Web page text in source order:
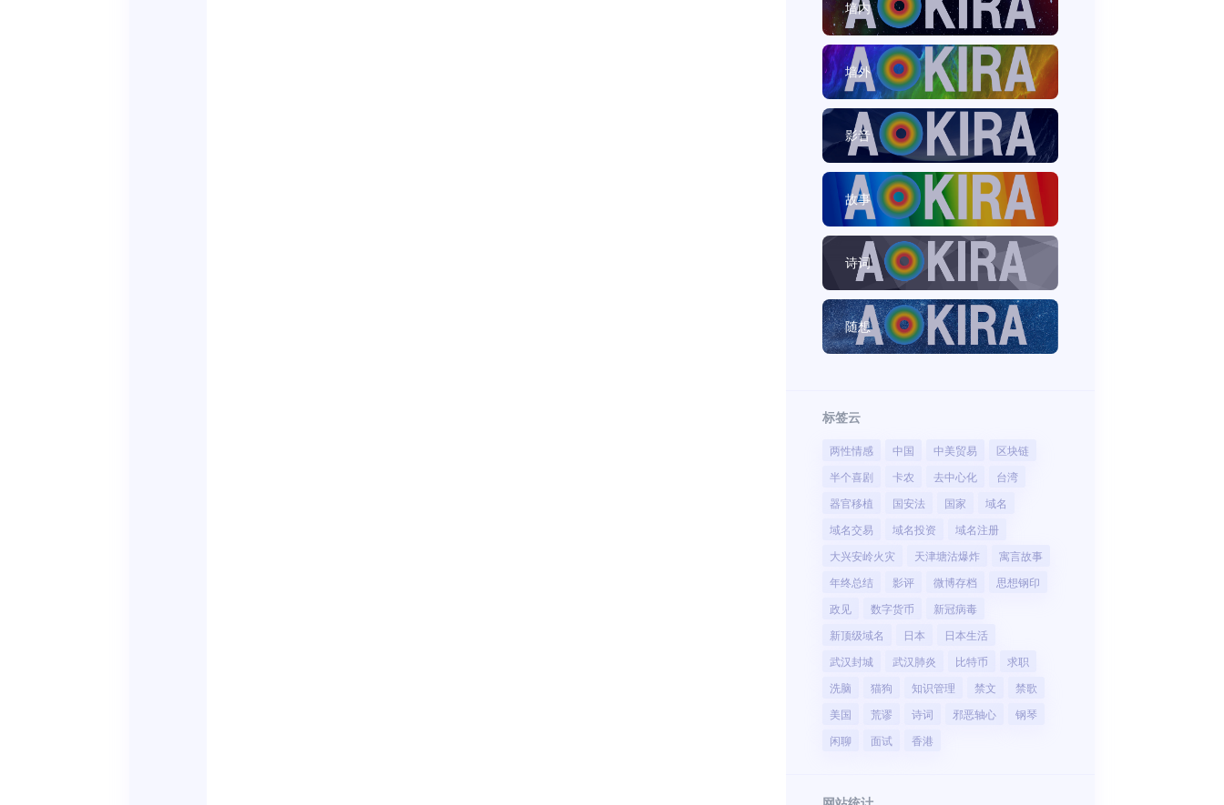
墙内
墙外
影音
故事
诗词
随想
标签云
两性情感 中国 中美贸易
区块链
半个喜剧
卡农 去中心化
台湾
器官移植
国安法 国家
域名
域名交易
域名投资
域名注册
大兴安岭火灾
天津塘沽爆炸
寓言故事
年终总结
影评 微博存档
思想钢印
政见
数字货币
新冠病毒
新顶级域名
日本
日本生活
武汉封城
武汉肺炎 比特币
求职
洗脑
猫狗 知识管理 禁文
禁歌
美国
荒谬 诗词 邪恶轴心
钢琴
闲聊
面试 香港